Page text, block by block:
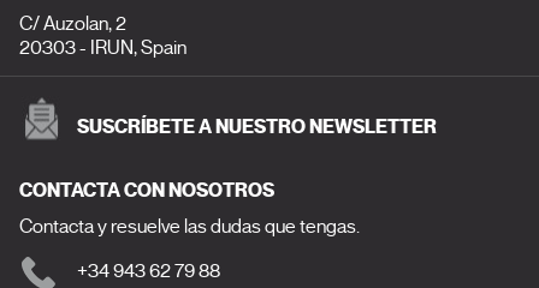
C/ Auzolan, 2
20303 - IRUN, Spain
SUSCRÍBETE A NUESTRO NEWSLETTER
CONTACTA CON NOSOTROS
Contacta y resuelve las dudas que tengas.
+34 943 62 79 88